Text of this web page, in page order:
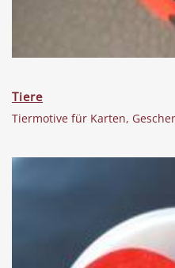
Tiere
Tiermotive für Karten,